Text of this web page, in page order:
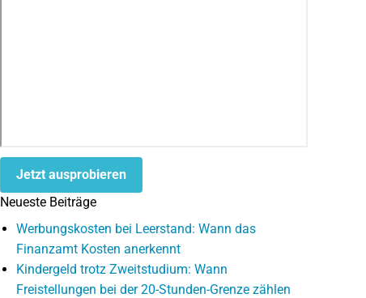
Jetzt ausprobieren
Neueste Beiträge
Werbungskosten bei Leerstand: Wann das
Finanzamt Kosten anerkennt
Kindergeld trotz Zweitstudium: Wann
Freistellungen bei der 20-Stunden-Grenze zählen